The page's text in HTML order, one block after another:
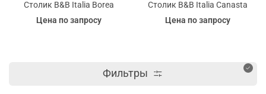
Столик B&B Italia Borea
Цена по запросу
Столик B&B Italia Canasta
Цена по запросу
Фильтры